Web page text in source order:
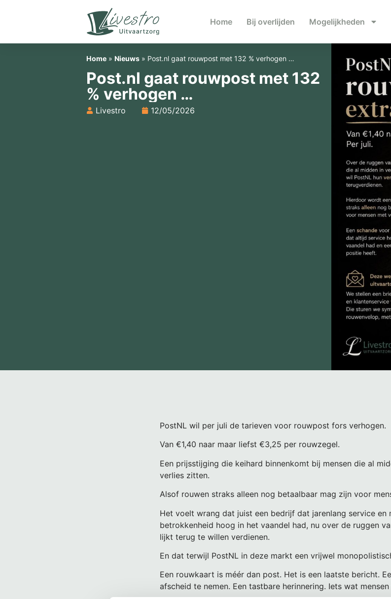
Home Bij overlijden Mogelijkheden
Home» Nieuws» Post.nl gaat rouwpost met 132 % verhogen …
Post.nl gaat rouwpost met 132
% verhogen …
Livestro 12/05/2026
PostNL wil per juli de tarieven voor rouwpost fors verhogen.
Van €1,40 naar maar liefst €3,25 per rouwzegel.
Een prijsstijging die keihard binnenkomt bij mensen die al
verlies zitten.
Alsof rouwen straks alleen nog betaalbaar mag zijn voor
Het voelt wrang dat juist een bedrijf dat jarenlang service en
betrokkenheid hoog in het vaandel had, nu over de ruggen
lijkt terug te willen verdienen.
En dat terwijl PostNL in deze markt een vrijwel
Een rouwkaart is méér dan post. Het is een laatste bericht.
afscheid te nemen. Een tastbare herinnering. Iets wat